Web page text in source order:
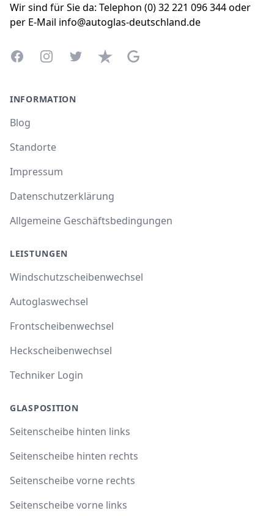
Wir sind für Sie da: Telephon (0) 32 221 096 344 oder
per E-Mail info@autoglas-deutschland.de
FacebookInstagramTwitterTrustpilotGoogle Business Profile
INFORMATION
Blog
Standorte
Impressum
Datenschutzerklärung
Allgemeine Geschäftsbedingungen
LEISTUNGEN
Windschutzscheibenwechsel
Autoglaswechsel
Frontscheibenwechsel
Heckscheibenwechsel
Techniker Login
GLASPOSITION
Seitenscheibe hinten links
Seitenscheibe hinten rechts
Seitenscheibe vorne rechts
Seitenscheibe vorne links